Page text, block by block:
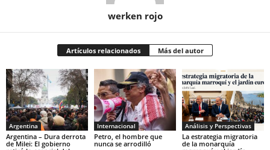
werken rojo
Artículos relacionados Más del autor
Argentina
Argentina – Dura derrota
de Milei: El gobierno
Internacional
Petro, el hombre que
nunca se arrodilló
Análisis y Perspectivas
La estrategia migratoria
de la monarquía